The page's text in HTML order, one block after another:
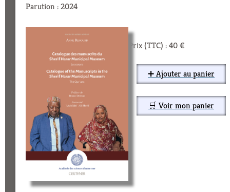
Parution : 2024
Prix (TTC) : 40 €
➕ Ajouter au panier
🛒 Voir mon panier